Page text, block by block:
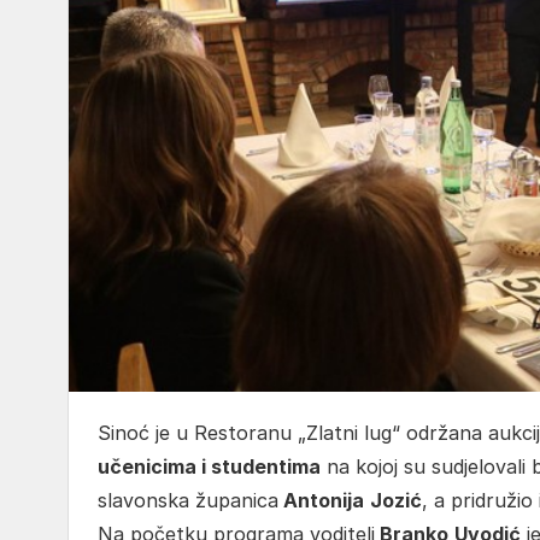
Sinoć je u Restoranu „Zlatni lug“ održana
učenicima i studentima na kojoj su sudjelovali
slavonska županica Antonija Jozić, a pridružio
Na početku programa voditelj Branko Uvodić